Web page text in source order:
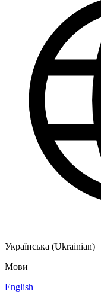
Українська (Ukrainian)
Мови
English